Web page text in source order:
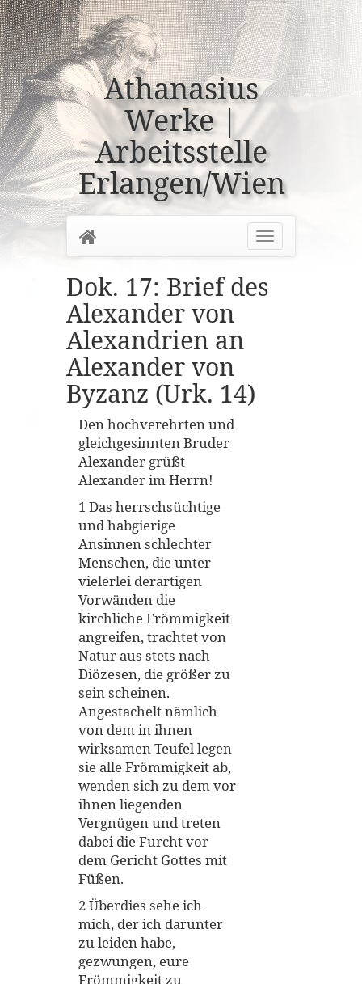
Athanasius
Werke |
Arbeitsstelle
Erlangen/Wien
Toggle
navigation
Dok. 17: Brief des
Alexander von
Alexandrien an
Alexander von
Byzanz (Urk. 14)
Den hochverehrten und
gleichgesinnten Bruder
Alexander grüßt
Alexander im Herrn!
1 Das herrschsüchtige
und habgierige
Ansinnen schlechter
Menschen, die unter
vielerlei derartigen
Vorwänden die
kirchliche Frömmigkeit
angreifen, trachtet von
Natur aus stets nach
Diözesen, die größer zu
sein scheinen.
Angestachelt nämlich
von dem in ihnen
wirksamen Teufel legen
sie alle Frömmigkeit ab,
wenden sich zu dem vor
ihnen liegenden
Vergnügen und treten
dabei die Furcht vor
dem Gericht Gottes mit
Füßen.
2 Überdies sehe ich
mich, der ich darunter
zu leiden habe,
gezwungen, eure
Frömmigkeit zu